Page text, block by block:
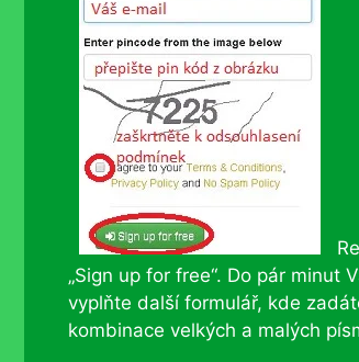
„Sign up for free“. Do pár
vyplňte další formulář, kde
kombinace velkých a malých